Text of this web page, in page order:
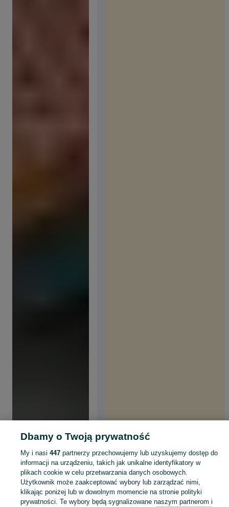
Dbamy o Twoją prywatność
My i nasi 447partnerzy przechowujemy lub uzyskujemy dostęp do
informacji na urządzeniu, takich jak unikalne identyfikatory w
plikach cookie w celu przetwarzania danych osobowych.
Użytkownik może zaakceptować wybory lub zarządzać nimi,
klikając poniżej lub w dowolnym momencie na stronie polityki
prywatności. Te wybory będą sygnalizowane naszym partnerom i